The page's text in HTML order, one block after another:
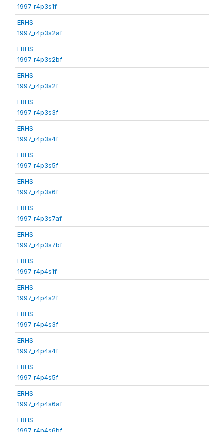
1997_r4p3s1f
ERHS
1997_r4p3s2af
ERHS
1997_r4p3s2bf
ERHS
1997_r4p3s2f
ERHS
1997_r4p3s3f
ERHS
1997_r4p3s4f
ERHS
1997_r4p3s5f
ERHS
1997_r4p3s6f
ERHS
1997_r4p3s7af
ERHS
1997_r4p3s7bf
ERHS
1997_r4p4s1f
ERHS
1997_r4p4s2f
ERHS
1997_r4p4s3f
ERHS
1997_r4p4s4f
ERHS
1997_r4p4s5f
ERHS
1997_r4p4s6af
ERHS
1997_r4p4s6bf